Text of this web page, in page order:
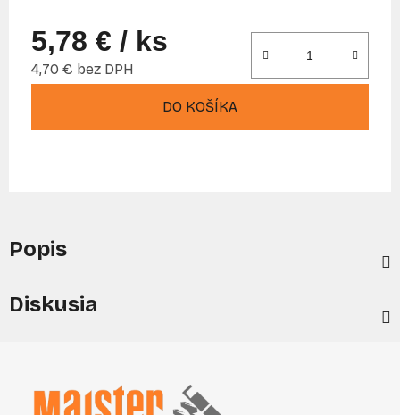
5,78 € / ks
4,70 € bez DPH
DO KOŠÍKA
Popis
Diskusia